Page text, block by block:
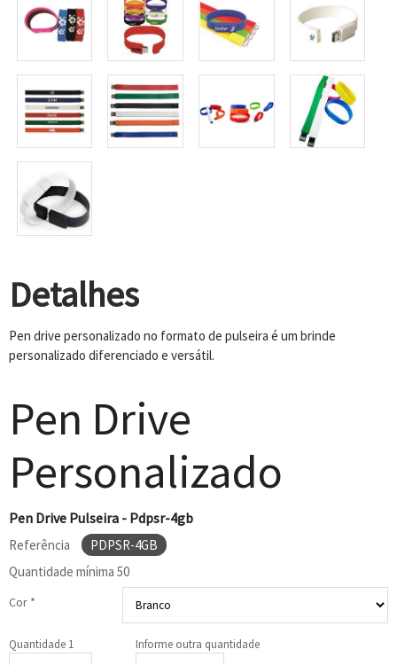
Detalhes
Pen drive personalizado no formato de pulseira é um brinde
personalizado diferenciado e versátil.
Pen Drive
Personalizado
Pen Drive Pulseira - Pdpsr-4gb
Referência
PDPSR-4GB
Quantidade mínima 50
Cor *
Quantidade 1
Informe outra quantidade